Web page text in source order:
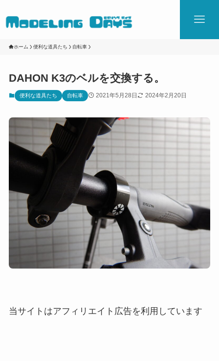
ホーム 便利な道具たち 自転車
DAHON K3のベルを交換する。
便利な道具たち 自転車 2021年5月28日 2024年2月20日
当サイトはアフィリエイト広告を利用しています